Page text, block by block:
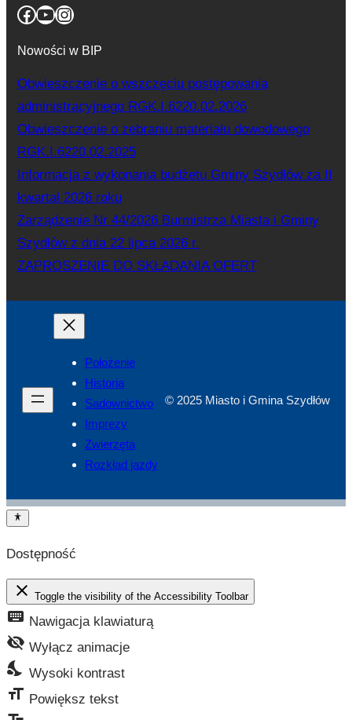
Facebook YouTube Instagram
Nowości w BIP
Obwieszczenie o wszczęciu postępowania
administracyjnego RGK.I.6220.02.2026
Obwieszczenie o zebraniu materiału dowodowego
RGK.I.6220.02.2025
Informacja z wykonania budżetu Gminy Szydłów za II
kwartał 2026 roku
Zarządzenie Nr 44/2026 Burmistrza Miasta i Gminy
Szydłów z dnia 22 lipca 2026 r.
ZAPROSZENIE DO SKŁADANIA OFERT
Położenie
Historia
Sadownictwo
Imprezy
Zwierzęta
Rozkład jazdy
© 2025 Miasto i Gmina Szydłów
Dostępność
close Toggle the visibility of the Accessibility Toolbar
keyboard Nawigacja klawiaturą
visibility_off Wyłącz animacje
nights_stay Wysoki kontrast
format_size Powiększ tekst